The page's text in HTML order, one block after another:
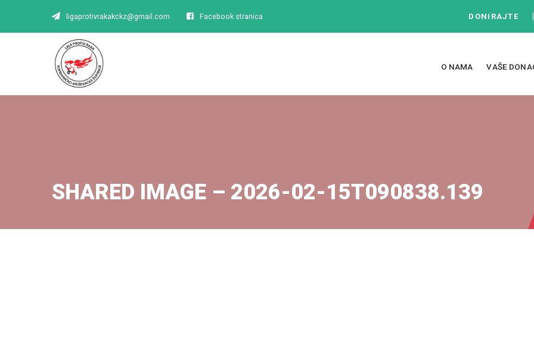
ligaprotivrakakckz@gmail.com Facebook stranica DONIRAJTE
O NAMA VAŠE
SHARED IMAGE – 2026-02-15T090838.139